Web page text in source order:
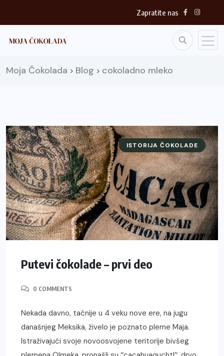
Zapratite nas
Moja Čokolada > Blog > cokoladno mleko
ISTORIJA ČOKOLADE
Putevi čokolade – prvi deo
0 COMMENTS
Nekada davno, tačnije u 4 veku nove ere, na jugu
današnjeg Meksika, živelo je poznato pleme Maja.
Istraživajući svoje novoosvojene teritorije bivšeg